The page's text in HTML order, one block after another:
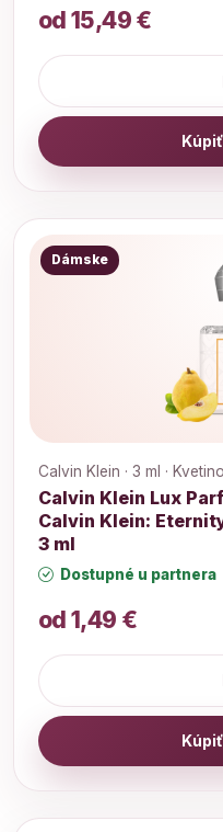
od 15,49 €
Dámske
Calvin Klein · 3 ml ·
Calvin Klein Lux
Calvin Klein:
3 ml
Dostupné u partnera
od 1,49 €